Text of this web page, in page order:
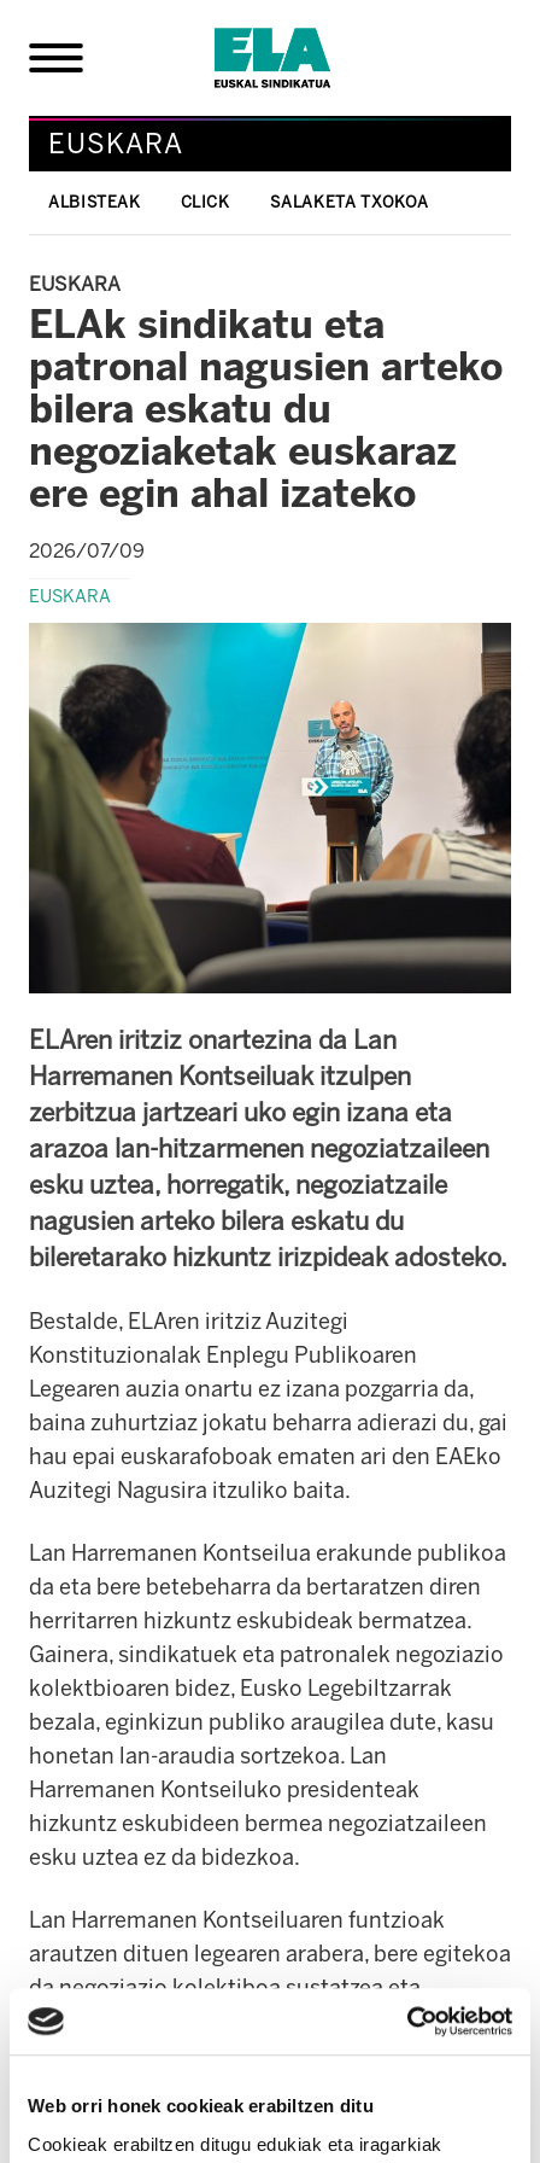
Web orri honek cookieak erabiltzen ditu
Cookieak erabiltzen ditugu edukiak eta iragarkiak
EUSKARA
ALBISTEAK CLICK SALAKETA TXOKOA
EUSKARA
ELAk sindikatu eta
patronal nagusien arteko
bilera eskatu du
negoziaketak euskaraz
ere egin ahal izateko
2026/07/09
EUSKARA
ELAren iritziz onartezina da Lan
Harremanen Kontseiluak itzulpen
zerbitzua jartzeari uko egin izana eta
arazoa lan-hitzarmenen negoziatzaileen
esku uztea, horregatik, negoziatzaile
nagusien arteko bilera eskatu du
bileretarako hizkuntz irizpideak adosteko.
Bestalde, ELAren iritziz Auzitegi
Konstituzionalak Enplegu Publikoaren
Legearen auzia onartu ez izana pozgarria da,
baina zuhurtziaz jokatu beharra adierazi du, gai
hau epai euskarafoboak ematen ari den EAEko
Auzitegi Nagusira itzuliko baita.
Lan Harremanen Kontseilua erakunde publikoa
da eta bere betebeharra da bertaratzen diren
herritarren hizkuntz eskubideak bermatzea.
Gainera, sindikatuek eta patronalek negoziazio
kolektbioaren bidez, Eusko Legebiltzarrak
bezala, eginkizun publiko araugilea dute, kasu
honetan lan-araudia sortzekoa. Lan
Harremanen Kontseiluko presidenteak
hizkuntz eskubideen bermea negoziatzaileen
esku uztea ez da bidezkoa.
Lan Harremanen Kontseiluaren funtzioak
arautzen dituen legearen arabera, bere egitekoa
da negoziazio kolektiboa sustatzea eta
esparrutzat Euskal Autonomia Erkidegoa,
lurraldea edo sektorea duten hitzarmen
egin ahal izateko ez du egitura egokirik